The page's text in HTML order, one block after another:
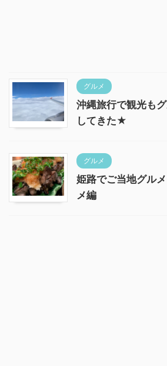
グルメ
沖縄旅行で観光も
してきた★
グルメ
姫路でご当地グル
メ編